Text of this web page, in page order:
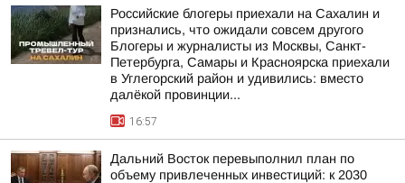
Российские блогеры приехали на Сахалин и
признались, что ожидали совсем другого
Блогеры и журналисты из Москвы, Санкт-
Петербурга, Самары и Красноярска приехали
в Углегорский район и удивились: вместо
далёкой провинции...
16:57
Дальний Восток перевыполнил план по
объему привлеченных инвестиций: к 2030